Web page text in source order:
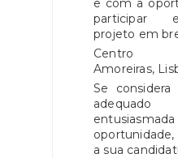
e com a
participar
projeto em
Centro
Amoreiras,
Se
a sua